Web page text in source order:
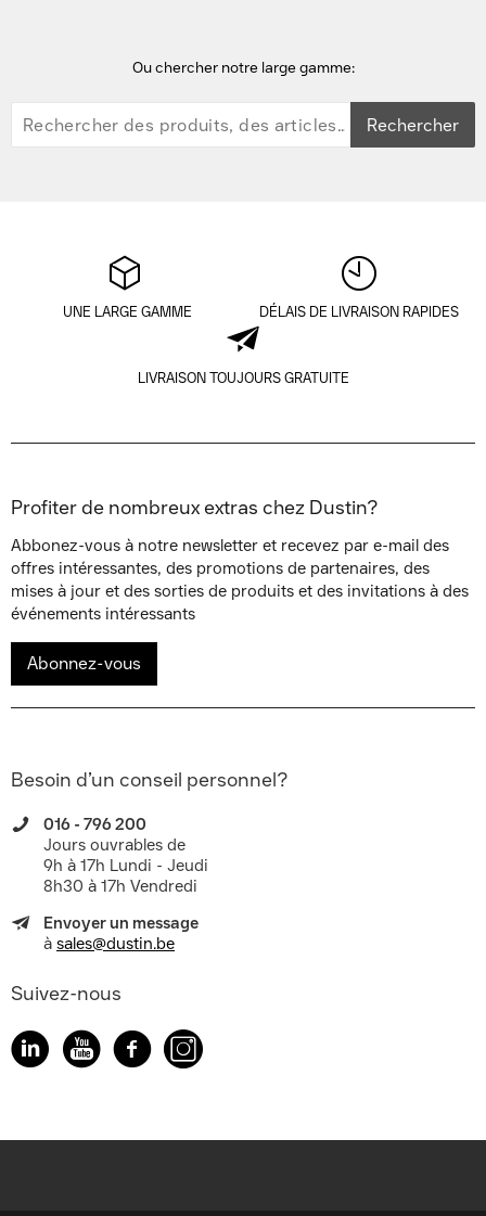
Ou chercher notre large gamme:
Rechercher
UNE LARGE GAMME DÉLAIS DE LIVRAISON RAPIDES
LIVRAISON TOUJOURS GRATUITE
Profiter de nombreux extras chez Dustin?
Abbonez-vous à notre newsletter et recevez par e-mail des
offres intéressantes, des promotions de partenaires, des
mises à jour et des sorties de produits et des invitations à des
événements intéressants
Abonnez-vous
Besoin d’un conseil personnel?
016 - 796 200
Jours ouvrables de
9h à 17h Lundi - Jeudi
8h30 à 17h Vendredi
Envoyer un message
à sales@dustin.be
Suivez-nous